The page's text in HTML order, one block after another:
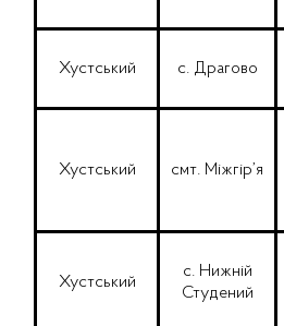
Хустський с. Драгово
Хустський смт. Міжгір’я
Хустський
с. Нижній
Студений